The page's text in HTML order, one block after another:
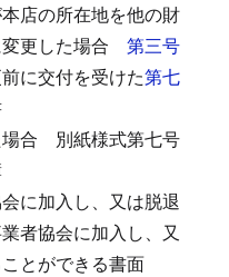
店の所在地を他の財
更した場合
第三号
に交付を受けた第七
合
別紙様式第七号
に加入し、又は脱退
者協会に加入し、又
とができる書面